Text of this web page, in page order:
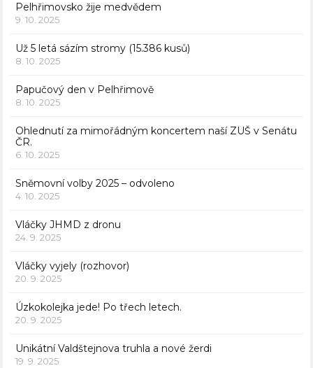
Pelhřimovsko žije medvědem
9. 10. 2025
Už 5 letá sázím stromy (15.386 kusů)
8. 10. 2025
Papučový den v Pelhřimově
8. 10. 2025
Ohlednutí za mimořádným koncertem naší ZUŠ v Senátu
ČR.
6. 10. 2025
Sněmovní volby 2025 – odvoleno
4. 10. 2025
Vláčky JHMD z dronu
24. 9. 2025
Vláčky vyjely (rozhovor)
20. 9. 2025
Úzkokolejka jede! Po třech letech.
20. 9. 2025
Unikátní Valdštejnova truhla a nové žerdi
19. 9. 2025